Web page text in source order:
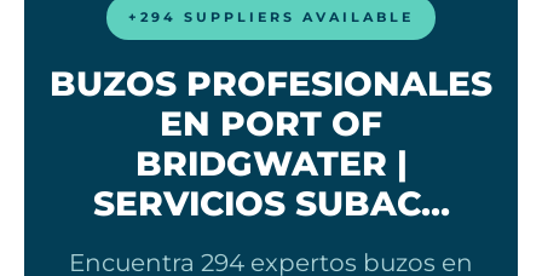
+294 SUPPLIERS AVAILABLE
BUZOS PROFESIONALES
EN PORT OF
BRIDGWATER |
SERVICIOS SUBAC…
Encuentra 294 expertos buzos en